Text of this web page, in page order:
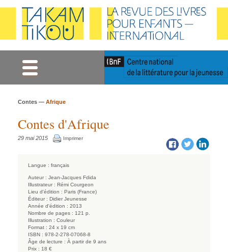
Contes — Afrique
Contes d'Afrique
29 mai 2015 Imprimer
Langue : français
Auteur : Jean-Jacques Fdida
Illustrateur : Rémi Courgeon
Lieu d'édition : Paris (France)
Éditeur : Didier Jeunesse
Année d'édition : 2013
Nombre de pages : 121 p.
Illustration : Couleur
Format : 24 x 19 cm
ISBN : 978-2-278-07068-8
Âge de lecture : À partir de 9 ans
Prix : 18 €